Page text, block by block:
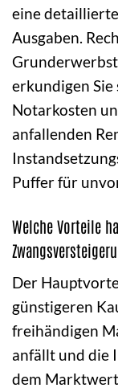
eine
Ausgaben.
erkundigen Sie
Notarkosten
anfallenden
Puffer für
Welche Vorteile
Der
günstigeren
freihändigen
anfällt und die
dem